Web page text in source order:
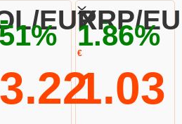
EUR-
XRP/
1.86%
€
1.03